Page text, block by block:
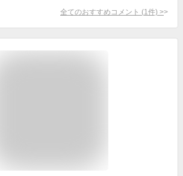
全てのおすすめコメント (1 件) >